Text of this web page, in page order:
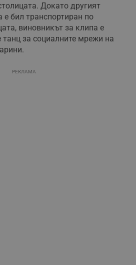
Докато другият
е бил транспортиран по
виновникът за клипа е
за социалните мрежи на
РЕКЛАМА